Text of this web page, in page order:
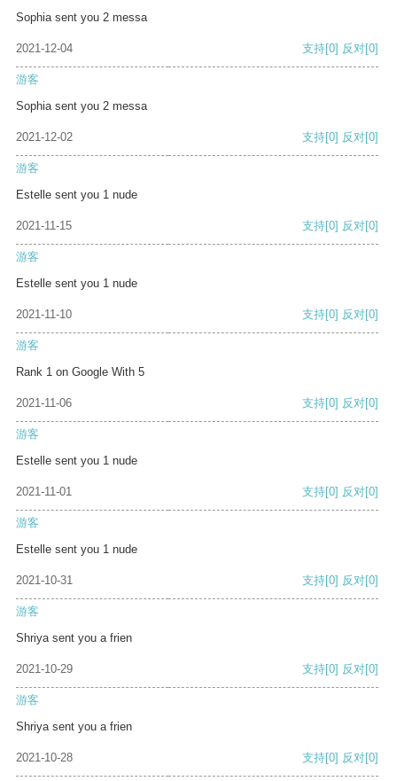
Sophia sent you 2 messa
2021-12-04 支持[0] 反对[0]
游客
Sophia sent you 2 messa
2021-12-02 支持[0] 反对[0]
游客
Estelle sent you 1 nude
2021-11-15 支持[0] 反对[0]
游客
Estelle sent you 1 nude
2021-11-10 支持[0] 反对[0]
游客
Rank 1 on Google With 5
2021-11-06 支持[0] 反对[0]
游客
Estelle sent you 1 nude
2021-11-01 支持[0] 反对[0]
游客
Estelle sent you 1 nude
2021-10-31 支持[0] 反对[0]
游客
Shriya sent you a frien
2021-10-29 支持[0] 反对[0]
游客
Shriya sent you a frien
2021-10-28 支持[0] 反对[0]